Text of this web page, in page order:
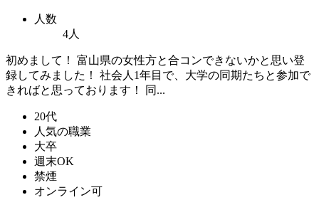
人数
4人
初めまして！ 富山県の女性方と合コンできないかと思い登
録してみました！ 社会人1年目で、大学の同期たちと参加で
きればと思っております！ 同...
20代
人気の職業
大卒
週末OK
禁煙
オンライン可